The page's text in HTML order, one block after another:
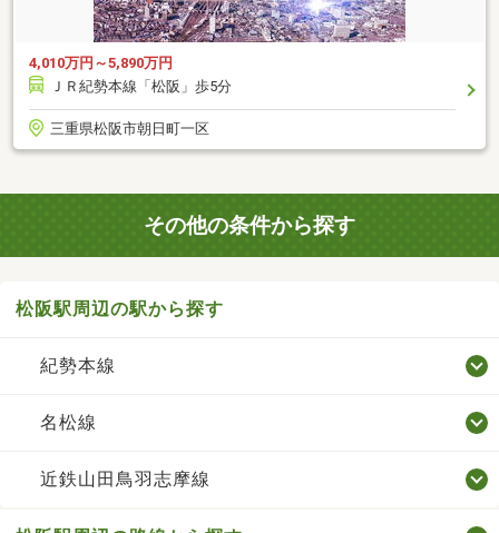
4,010万円～5,890万円
ＪＲ紀勢本線「松阪」歩5分
三重県松阪市朝日町一区
その他の条件から探す
松阪駅周辺の駅から探す
紀勢本線
名松線
近鉄山田鳥羽志摩線